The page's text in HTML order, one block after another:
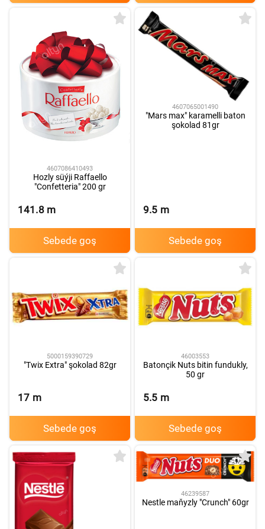
4607086410493
Hozly süýji Raffaello
"Confetteria" 200 gr
141.8 m
Sebede goş
4607065001490
"Mars max" karamelli baton
şokolad 81gr
9.5 m
Sebede goş
5000159390729
"Twix Extra" şokolad 82gr
17 m
Sebede goş
46003553
Batonçik Nuts bitin fundukly,
50 gr
5.5 m
Sebede goş
46239587
Nestle maňyzly "Crunch" 60gr